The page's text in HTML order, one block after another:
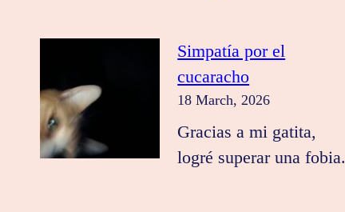
Simpatía por el
cucaracho
18 March, 2026
Gracias a mi gatita,
logré superar una fobia.